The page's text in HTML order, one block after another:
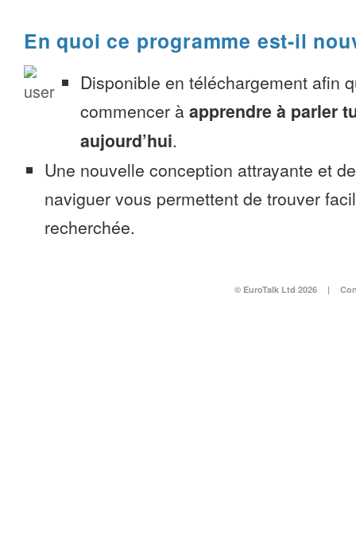
En quoi ce programme est-il
Disponible en téléchargement afin
commencer à apprendre à parler
aujourd’hui.
Une nouvelle conception attrayante et
naviguer vous permettent de trouver
recherchée.
© EuroTalk Ltd 2026 |